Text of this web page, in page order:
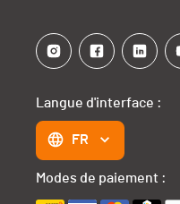
Langue d'interface :
FR
Modes de paiement :